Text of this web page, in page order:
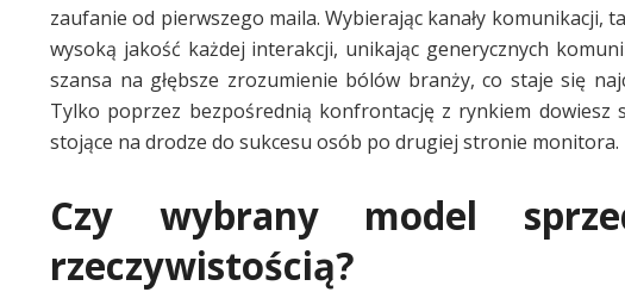
zaufanie od pierwszego maila. Wybierając kanały komunikacji,
wysoką jakość każdej interakcji, unikając generycznych
szansa na głębsze zrozumienie bólów branży, co staje się
Tylko poprzez bezpośrednią konfrontację z rynkiem dowiesz
stojące na drodze do sukcesu osób po drugiej stronie monitora.
Czy wybrany model
rzeczywistością?